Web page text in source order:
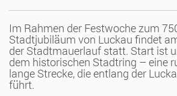
Im Rahmen der Festwoche zum
Stadtjubiläum von Luckau findet
der Stadtmauerlauf statt. Start ist
dem historischen Stadtring – eine
lange Strecke, die entlang der
führt.